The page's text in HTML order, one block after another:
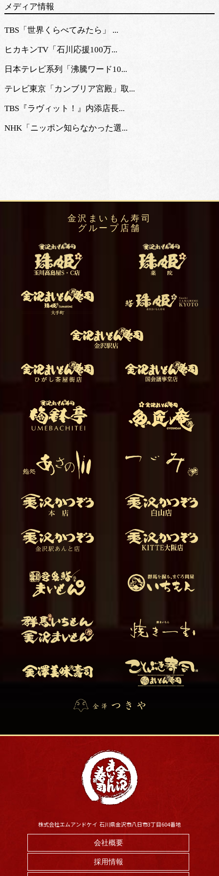
メディア情報
TBS「世界くらべてみたら」 ...
ヒカキンTV「石川応援100万...
日本テレビ系列「沸騰ワード10...
テレビ東京「カンブリア宮殿」取...
TBS『ラヴィット！』内添店長...
NHK「ニッポン知らなかった選...
金沢まいもん寿司
グループ店舗
株式会社エムアンドケイ 石川県金沢市八日市3丁目604番地
会社概要
採用情報